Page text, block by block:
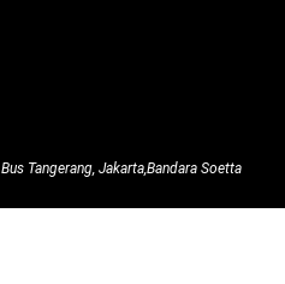
Tangerang, Jakarta,Bandara Soetta